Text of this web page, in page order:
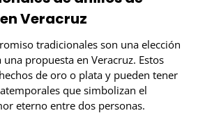
Veracruz
tradicionales son una elección
propuesta en Veracruz. Estos
de oro o plata y pueden tener
que simbolizan el
eterno entre dos personas.